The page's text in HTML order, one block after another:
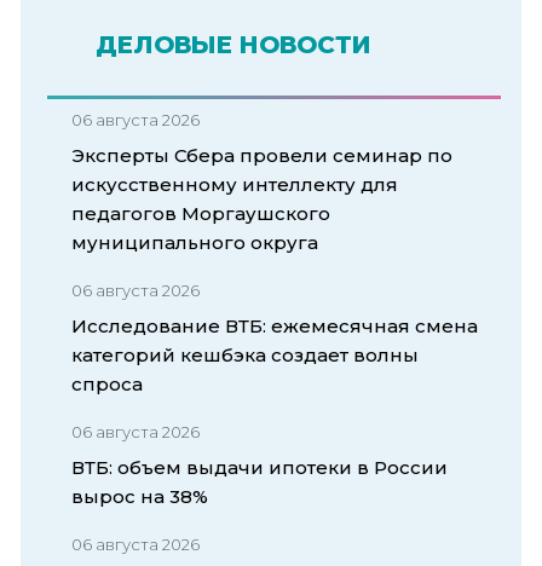
ДЕЛОВЫЕ НОВОСТИ
06 августа 2026
Эксперты Сбера провели семинар по
искусственному интеллекту для
педагогов Моргаушского
муниципального округа
06 августа 2026
Исследование ВТБ: ежемесячная смена
категорий кешбэка создает волны
спроса
06 августа 2026
ВТБ: объем выдачи ипотеки в России
вырос на 38%
06 августа 2026